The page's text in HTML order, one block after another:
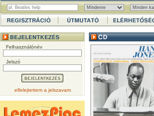
Felhasználónév
Jelszó
elfelejtettem a jelszavam